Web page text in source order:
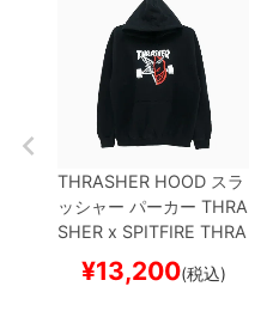
THRASHER HOOD スラ
ッシャー パーカー THRA
SHER x SPITFIRE THRA
SH & BURN BLACK（U
S企画）スケートボード
¥13,200(税込)